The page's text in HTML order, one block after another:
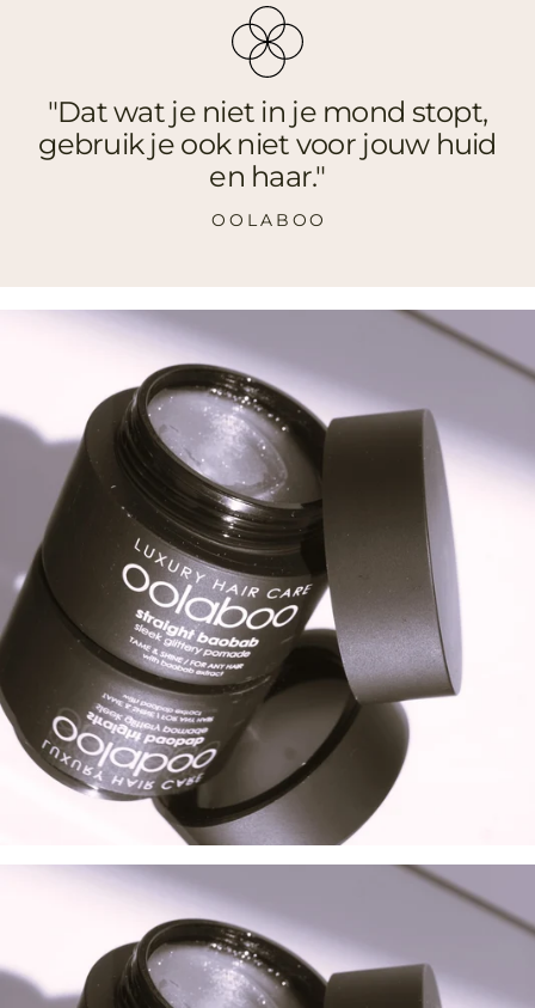
"Dat wat je niet in je mond stopt,
gebruik je ook niet voor jouw huid
en haar."
O O L A B O O